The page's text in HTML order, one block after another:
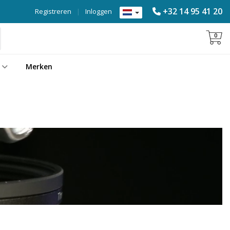
+32 14 95 41 20
Inloggen
|
Registreren
0
Merken